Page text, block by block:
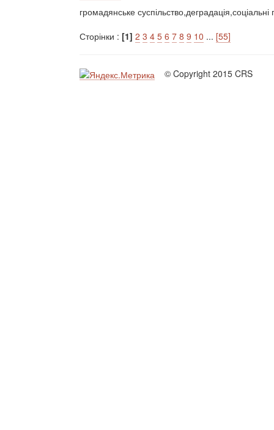
громадянське суспільство,деградація,соціальні
Сторінки : [1] 2 3 4 5 6 7 8 9 10 ... [55]
© Copyright 2015 CRS